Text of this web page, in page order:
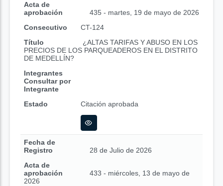
Acta de
aprobación
435 - martes, 19 de mayo de 2026
Consecutivo
CT-124
Título
¿ALTAS TARIFAS Y ABUSO EN LOS
PRECIOS DE LOS PARQUEADEROS EN EL DISTRITO
DE MEDELLÍN?
Integrantes
Consultar por
Integrante
Estado
Citación aprobada
Fecha de
Registro
28 de Julio de 2026
Acta de
aprobación
433 - miércoles, 13 de mayo de
2026